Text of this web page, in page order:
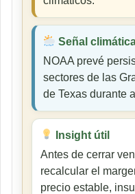
Señal
NOAA prevé
sectores de las
de Texas durante
Insight útil
Antes de cerrar
recalcular el
precio estable,